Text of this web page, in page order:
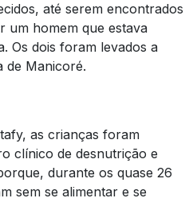
até serem encontrados
um homem que estava
Os dois foram levados a
de Manicoré.
as crianças foram
clínico de desnutrição e
durante os quase 26
sem se alimentar e se